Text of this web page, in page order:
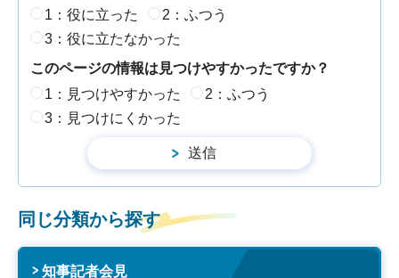
1：役に立った
2：ふつう
3：役に立たなかった
このページの情報は見つけやすかったですか？
1：見つけやすかった
2：ふつう
3：見つけにくかった
同じ分類から探す
知事記者会見